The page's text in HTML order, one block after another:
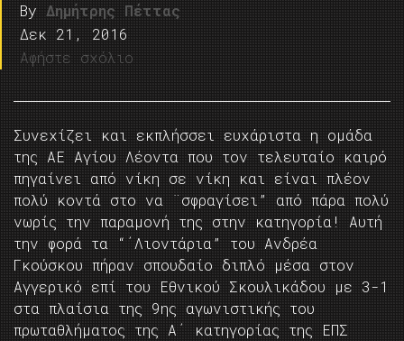
By Δημήτρης Πέττας
Δεκ 21, 2016
Αφήστε σχόλιο
Συνεχίζει και εκπλήσσει ευχάριστα η ομάδα
της ΑΕ Αγίου Λέοντα που τον τελευταίο καιρό
πηγαίνει από νίκη σε νίκη και είναι πλέον
πολύ κοντά στο να ¨σφραγίσει” από πάρα πολύ
νωρίς την παραμονή της στην κατηγορία! Αυτή
την φορά τα “΄Λιοντάρια” του Ανδρέα
Γκούσκου πήραν σπουδαίο διπλό μέσα στον
Αγγερικό επί του Εθνικού Σκουλικάδου με 3-1
στα πλαίσια της 9ης αγωνιστικής του
πρωταθλήματος της Α΄ κατηγορίας της ΕΠΣ